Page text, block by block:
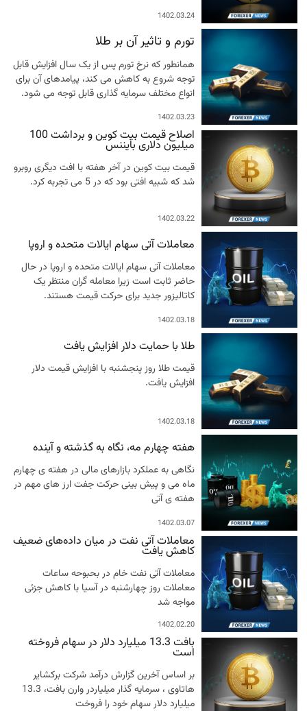
1402.03.24
تورم و تاثیر آن بر طلا
همانطور که نرخ تورم پس از یک سال افزایش قابل
توجه شروع به کاهش می کند، پیامدهای آن برای
انواع مختلف سرمایه گذاری قابل توجه می شود.
1402.03.23
اصلاح قیمت بیت کوین و برداشت 100
میلیون دلاری بایننس
قیمت بیت کوین در آخر هفته با افت دیگری روبرو
شد که شبیه افتی بود که در 5 می تجربه کرد.
1402.03.22
معاملات آتی سهام ایالات متحده و اروپا
معاملات آتی سهام ایالات متحده و اروپا در حال
حاضر ثابت است زیرا معامله گران منتظر یک
کاتالیزور جدید برای حرکت قیمت هستند.
1402.03.18
طلا با حمایت دلار افزایش یافت
قیمت طلا روز پنجشنبه با افزایش قیمت دلار
افزایش یافت.
1402.03.18
هفته چهارم مه، نگاه به گذشته و آینده
نگاهی به عملکرد بازارهای مالی در هفته ی چهارم
ماه می و پیش بینی حرکت جفت ارز های مهم در
هفته ی آتی
1402.03.07
معاملات آتی نفت در میان داده‌های ضعیف
کاهش یافت
معاملات آتی نفت خام در بحبوحه ساعات
معاملات روز چهارشنبه در آسیا با کاهش جزئی
مواجه شد
1402.02.20
بافت 13.3 میلیارد دلار در سهام فروخته
است
بر اساس آخرین گزارش درآمد شرکت برکشایر
هاتاوی ، سرمایه گذار میلیاردر وارن بافت، 13.3
میلیارد دلار سهام خود را فروخت